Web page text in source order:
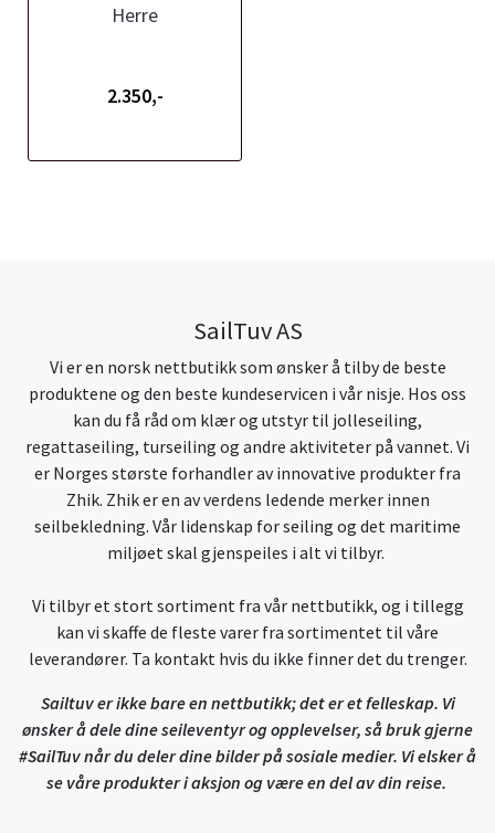
Herre
2.350,-
SailTuv AS
Vi er en norsk nettbutikk som ønsker å tilby de beste
produktene og den beste kundeservicen i vår nisje. Hos oss
kan du få råd om klær og utstyr til jolleseiling,
regattaseiling, turseiling og andre aktiviteter på vannet. Vi
er Norges største forhandler av innovative produkter fra
Zhik. Zhik er en av verdens ledende merker innen
seilbekledning. Vår lidenskap for seiling og det maritime
miljøet skal gjenspeiles i alt vi tilbyr.
Vi tilbyr et stort sortiment fra vår nettbutikk, og i tillegg
kan vi skaffe de fleste varer fra sortimentet til våre
leverandører. Ta kontakt hvis du ikke finner det du trenger.
Sailtuv er ikke bare en nettbutikk; det er et felleskap. Vi
ønsker å dele dine seileventyr og opplevelser, så bruk gjerne
#SailTuv når du deler dine bilder på sosiale medier. Vi elsker å
se våre produkter i aksjon og være en del av din reise.